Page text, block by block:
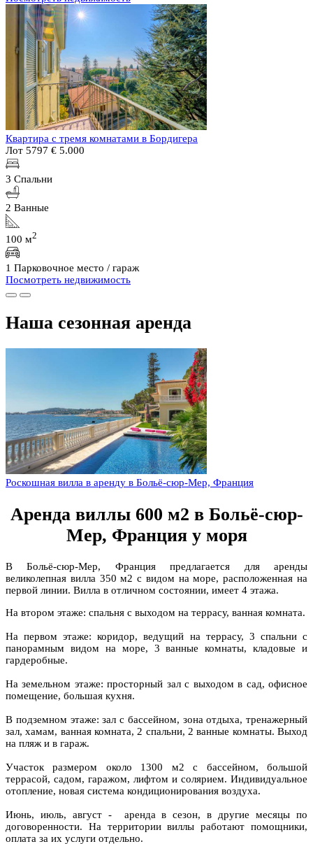
Квартира с тремя комнатами в Бордигера
Лот 5797 € 5.000
3 Спальни
2 Ванные
100 м2
1 Парковочное место / гараж
Посмотреть недвижимость
Наша сезонная аренда
Роскошная вилла в аренду в Больё-сюр-Мер, Франция
Аренда виллы 600 м2 в Больё-сюр-
Мер, Франция у моря
В Больё-сюр-Мер, Франция предлагается для аренды
великолепная вилла 350 м2 с видом на море, расположенная на
первой линии. Вилла в отличном состоянии, имеет 4 этажа.
На втором этаже: спальня с выходом на террасу, ванная комната.
На первом этаже: коридор, ведущий на террасу, 3 спальни с
панорамным видом на море, 3 ванные комнаты, кладовые и
гардеробные.
На земельном этаже: просторный зал с выходом в сад, офисное
помещение, большая кухня.
В подземном этаже: зал с бассейном, зона отдыха, тренажерный
зал, хамам, ванная комната, 2 спальни, 2 ванные комнаты. Выход
на пляж и в гараж.
Участок размером около 1300 м2 с бассейном, большой
террасой, садом, гаражом, лифтом и солярием. Индивидуальное
отопление, новая система кондиционирования воздуха.
Июнь, июль, август - аренда в сезон, в другие месяцы по
договоренности. На территории виллы работают помощники,
оплата за их услуги отдельно.